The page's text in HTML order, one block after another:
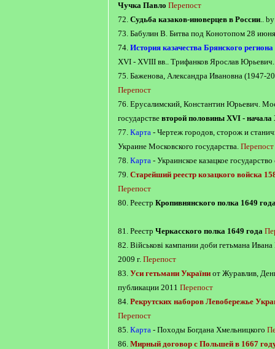
Чучка Павло Перепост
72. Судьба казаков-иноверцев в России..
73. Бабулин В. Битва под Конотопом 28
74. История казачества Брянского
XVI - XVIII вв.. Трифанков Ярослав
75. Баженова, Александра Ивановна (1947-
Перепост
76. Ерусалимский, Константин Юрьевич.
государстве второй половины XVI - начала
77. Карта - Чертеж городов, сторож и
Украине Московского государства. Перепост
78. Карта - Украинское казацкое
79. Старейший реестр козацкого войска
Перепост
80. Реестр Кропивнянского полка 1649
81. Реестр Черкасского полка 1649 года
82. Військові кампании доби гетьмана
2009 г. Перепост
83. Уси гетьмани України от Журавлив,
публикации 2011 Перепост
84. Рекрутских наборов Левобережье
Перепост
85. Карта - Походы Богдана Хмельницкого
86. Мирный договор с Польшей в 1667